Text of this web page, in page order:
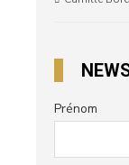
Prénom